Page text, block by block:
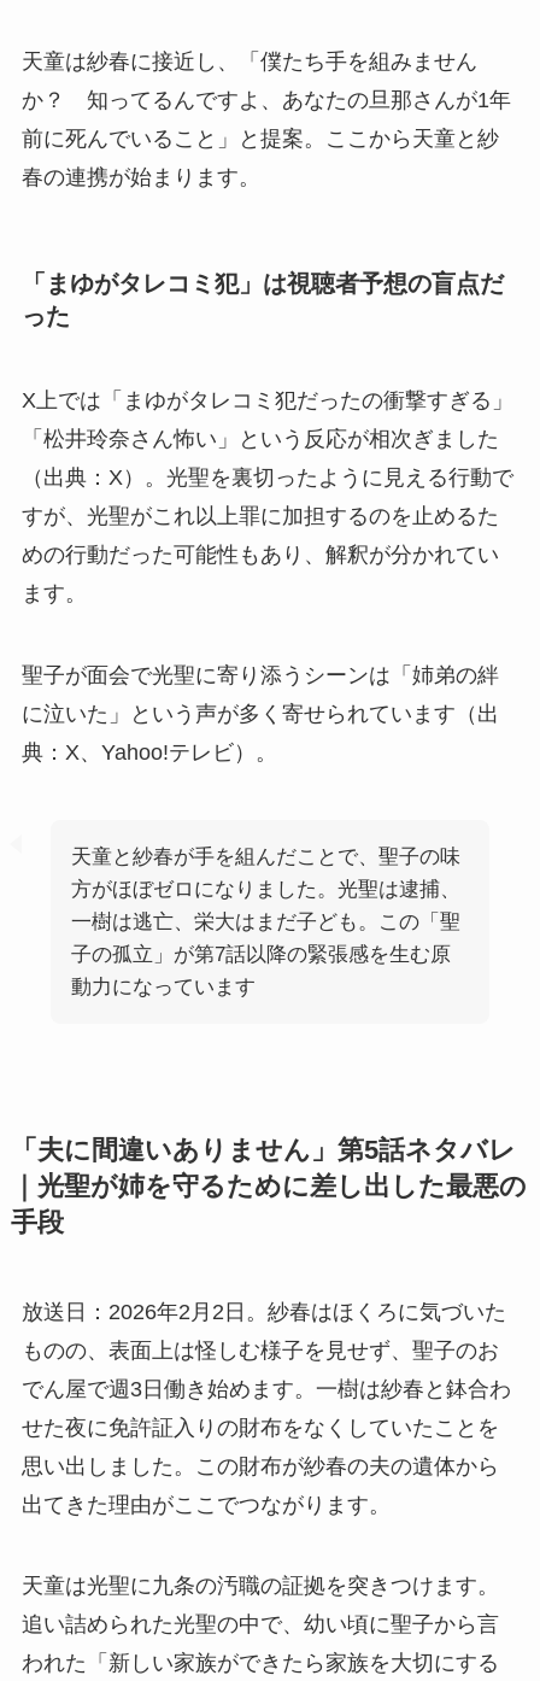
天童は紗春に接近し、「僕たち手を組みません
か？ 知ってるんですよ、あなたの旦那さんが1年
前に死んでいること」と提案。ここから天童と紗
春の連携が始まります。
「まゆがタレコミ犯」は視聴者予想の盲点だ
った
X上では「まゆがタレコミ犯だったの衝撃すぎる」
「松井玲奈さん怖い」という反応が相次ぎました
（出典：X）。光聖を裏切ったように見える行動で
すが、光聖がこれ以上罪に加担するのを止めるた
めの行動だった可能性もあり、解釈が分かれてい
ます。
聖子が面会で光聖に寄り添うシーンは「姉弟の絆
に泣いた」という声が多く寄せられています（出
典：X、Yahoo!テレビ）。
天童と紗春が手を組んだことで、聖子の味
方がほぼゼロになりました。光聖は逮捕、
一樹は逃亡、栄大はまだ子ども。この「聖
子の孤立」が第7話以降の緊張感を生む原
動力になっています
「夫に間違いありません」第5話ネタバレ
｜光聖が姉を守るために差し出した最悪の
手段
放送日：2026年2月2日。紗春はほくろに気づいた
ものの、表面上は怪しむ様子を見せず、聖子のお
でん屋で週3日働き始めます。一樹は紗春と鉢合わ
せた夜に免許証入りの財布をなくしていたことを
思い出しました。この財布が紗春の夫の遺体から
出てきた理由がここでつながります。
天童は光聖に九条の汚職の証拠を突きつけます。
追い詰められた光聖の中で、幼い頃に聖子から言
われた「新しい家族ができたら家族を大切にする